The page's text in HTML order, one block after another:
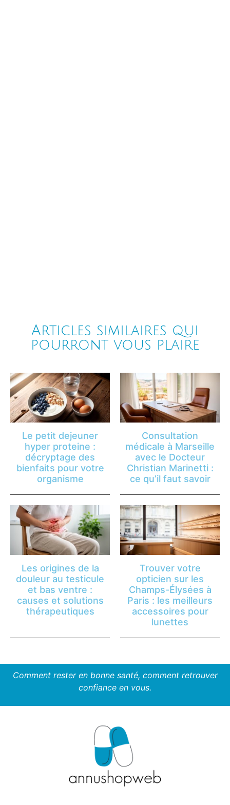
Articles similaires qui
pourront vous plaire
Le petit dejeuner
hyper proteine :
décryptage des
bienfaits pour votre
organisme
Consultation
médicale à Marseille
avec le Docteur
Christian Marinetti :
ce qu’il faut savoir
Les origines de la
douleur au testicule
et bas ventre :
causes et solutions
thérapeutiques
Trouver votre
opticien sur les
Champs-Élysées à
Paris : les meilleurs
accessoires pour
lunettes
Comment rester en bonne santé, comment retrouver
confiance en vous.